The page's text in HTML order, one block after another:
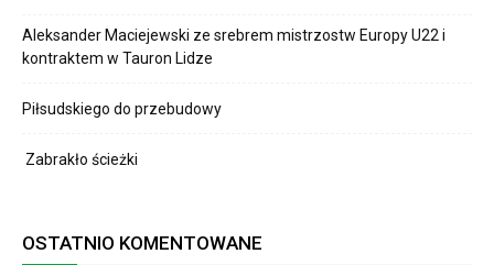
Aleksander Maciejewski ze srebrem mistrzostw Europy U22 i
kontraktem w Tauron Lidze
Piłsudskiego do przebudowy
Zabrakło ścieżki
OSTATNIO KOMENTOWANE